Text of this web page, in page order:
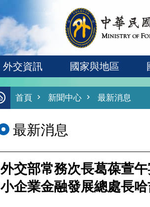
外交資訊 國家與地區
首頁 新聞中心 最新消息
最新消息
外交部常務次長葛葆萱
小企業金融發展總處長